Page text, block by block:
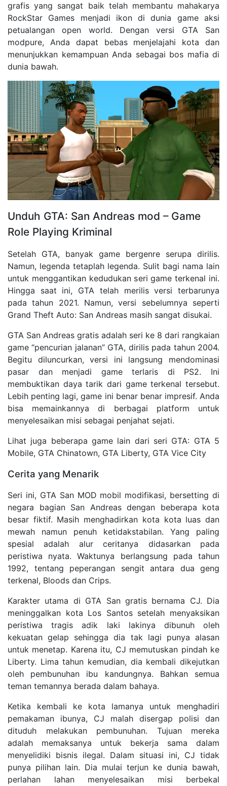
grafis yang sangat baik telah membantu mahakarya
RockStar Games menjadi ikon di dunia game aksi
petualangan open world. Dengan versi GTA San
modpure, Anda dapat bebas menjelajahi kota dan
menunjukkan kemampuan Anda sebagai bos mafia di
dunia bawah.
Unduh GTA: San Andreas mod – Game
Role Playing Kriminal
Setelah GTA, banyak game bergenre serupa dirilis.
Namun, legenda tetaplah legenda. Sulit bagi nama lain
untuk menggantikan kedudukan seri game terkenal ini.
Hingga saat ini, GTA telah merilis versi terbarunya
pada tahun 2021. Namun, versi sebelumnya seperti
Grand Theft Auto: San Andreas masih sangat disukai.
GTA San Andreas gratis adalah seri ke 8 dari rangkaian
game “pencurian jalanan” GTA, dirilis pada tahun 2004.
Begitu diluncurkan, versi ini langsung mendominasi
pasar dan menjadi game terlaris di PS2. Ini
membuktikan daya tarik dari game terkenal tersebut.
Lebih penting lagi, game ini benar benar impresif. Anda
bisa memainkannya di berbagai platform untuk
menyelesaikan misi sebagai penjahat sejati.
Lihat juga beberapa game lain dari seri GTA: GTA 5
Mobile, GTA Chinatown, GTA Liberty, GTA Vice City
Cerita yang Menarik
Seri ini, GTA San MOD mobil modifikasi, bersetting di
negara bagian San Andreas dengan beberapa kota
besar fiktif. Masih menghadirkan kota kota luas dan
mewah namun penuh ketidakstabilan. Yang paling
spesial adalah alur ceritanya didasarkan pada
peristiwa nyata. Waktunya berlangsung pada tahun
1992, tentang peperangan sengit antara dua geng
terkenal, Bloods dan Crips.
Karakter utama di GTA San gratis bernama CJ. Dia
meninggalkan kota Los Santos setelah menyaksikan
peristiwa tragis adik laki lakinya dibunuh oleh
kekuatan gelap sehingga dia tak lagi punya alasan
untuk menetap. Karena itu, CJ memutuskan pindah ke
Liberty. Lima tahun kemudian, dia kembali dikejutkan
oleh pembunuhan ibu kandungnya. Bahkan semua
teman temannya berada dalam bahaya.
Ketika kembali ke kota lamanya untuk menghadiri
pemakaman ibunya, CJ malah disergap polisi dan
dituduh melakukan pembunuhan. Tujuan mereka
adalah memaksanya untuk bekerja sama dalam
menyelidiki bisnis ilegal. Dalam situasi ini, CJ tidak
punya pilihan lain. Dia mulai terjun ke dunia bawah,
perlahan lahan menyelesaikan misi berbekal